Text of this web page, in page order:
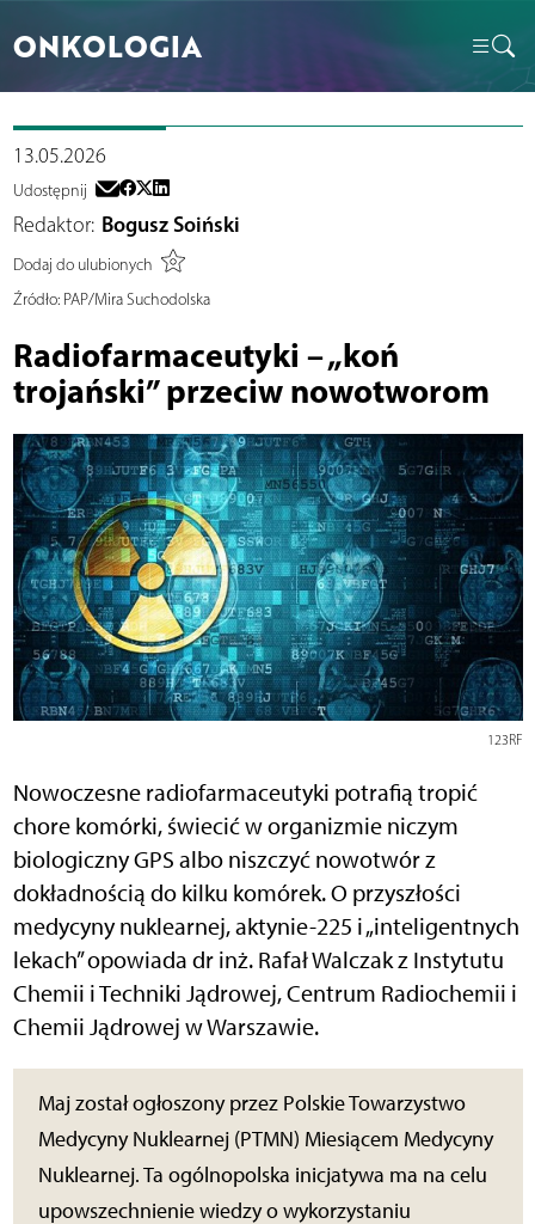
ONKOLOGIA
13.05.2026
Udostępnij
Redaktor: Bogusz Soiński
Dodaj do ulubionych
Źródło:PAP/Mira Suchodolska
Radiofarmaceutyki – „koń
trojański” przeciw nowotworom
123RF
Nowoczesne radiofarmaceutyki potrafią tropić
chore komórki, świecić w organizmie niczym
biologiczny GPS albo niszczyć nowotwór z
dokładnością do kilku komórek. O przyszłości
medycyny nuklearnej, aktynie-225 i „inteligentnych
lekach” opowiada dr inż. Rafał Walczak z Instytutu
Chemii i Techniki Jądrowej, Centrum Radiochemii i
Chemii Jądrowej w Warszawie.
Maj został ogłoszony przez Polskie Towarzystwo
Medycyny Nuklearnej (PTMN) Miesiącem Medycyny
Nuklearnej. Ta ogólnopolska inicjatywa ma na celu
upowszechnienie wiedzy o wykorzystaniu